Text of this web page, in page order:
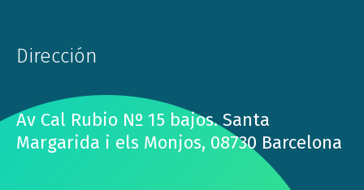
Dirección
Av Cal Rubio Nº 15 bajos. Santa
Margarida i els Monjos, 08730 Barcelona